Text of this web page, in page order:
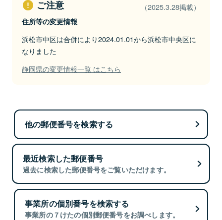
ご注意 （2025.3.28掲載）
住所等の変更情報
浜松市中区は合併により2024.01.01から浜松市中央区に
なりました
静岡県の変更情報一覧 はこちら
他の郵便番号を検索する
最近検索した郵便番号
過去に検索した郵便番号をご覧いただけます。
事業所の個別番号を検索する
事業所の７けたの個別郵便番号をお調べします。